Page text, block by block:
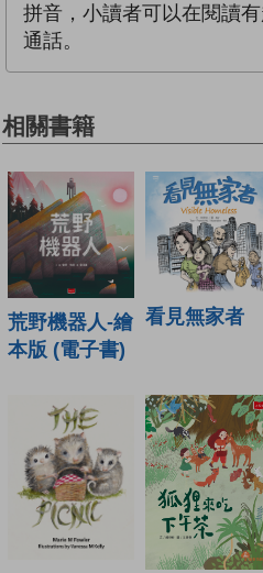
拼音，小讀者可以在閱讀
通話。
相關書籍
荒野機器人-繪
本版 (電子書)
看見無家者